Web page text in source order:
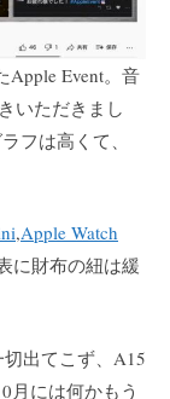
Apple Event。音
いただきまし
フは高くて、
,Apple Watch
に財布の紐は緩
出てこず、A15
月には何かもう